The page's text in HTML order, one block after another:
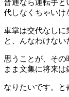
普通なら運転手と
代しなくちゃいけ
車掌は交代なしに
と、んなわけない
思うことが、そ
まま文集に将来は
なりたいです。と